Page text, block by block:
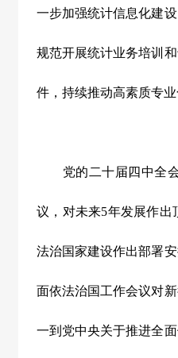
一步加强统计信息化建
规范开展统计业务培训
件，持续推动高素质专
党的二十届四中全会
议，对未来5年发展作出
法治国家建设作出部署
面依法治国工作会议对
一到党中央关于推进全